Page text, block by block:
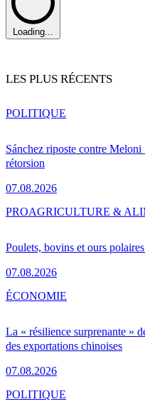
Loading...
LES PLUS RÉCENTS
Sánchez riposte contre Meloni
rétorsion
07.08.2026
POLITIQUE
Poulets, bovins et ours
07.08.2026
PROAGRICULTURE &
La « résilience surprenante »
des exportations chinoises
07.08.2026
ÉCONOMIE
POLITIQUE